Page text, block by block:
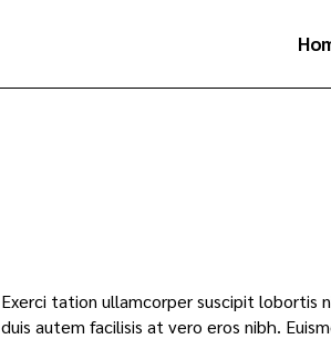
Exerci tation ullamcorper suscipit lobortis
duis autem facilisis at vero eros nibh.